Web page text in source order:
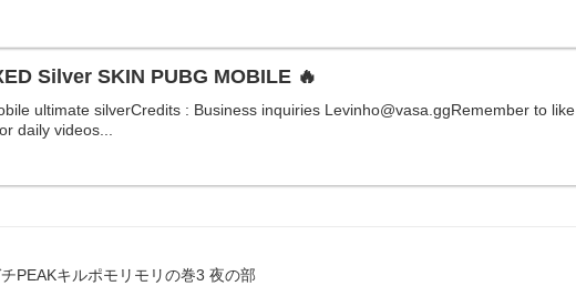
Silver SKIN PUBG MOBILE 🔥
ultimate silverCredits : Business inquiries Levinho@vasa.ggRemember to like
daily videos...
チPEAKキルポモリモリの巻3 夜の部